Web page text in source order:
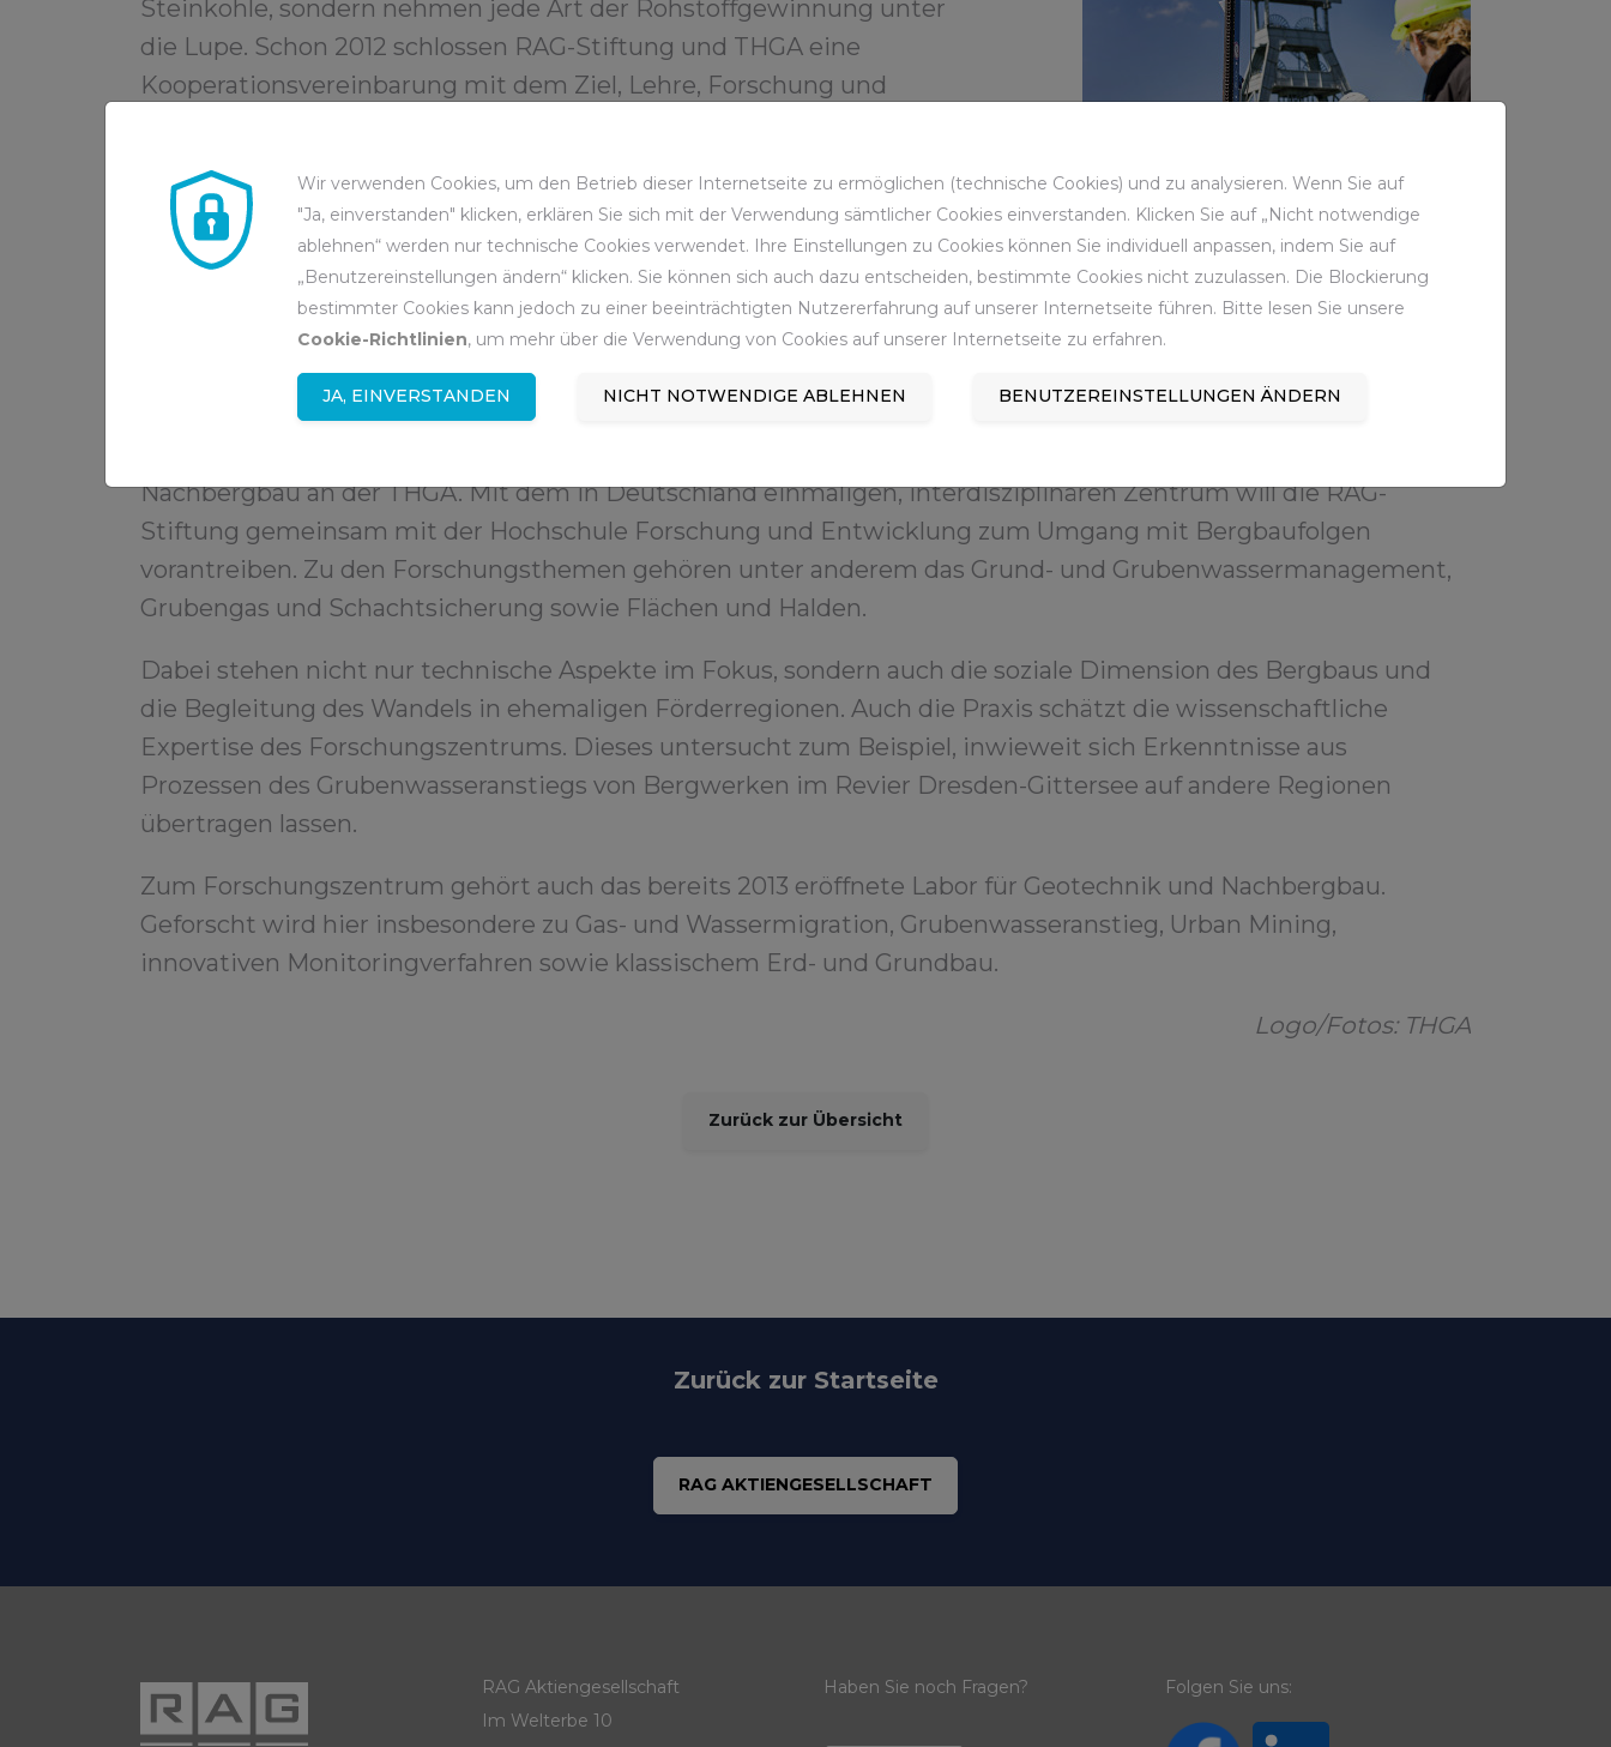
Steinkohle, sondern nehmen jede Art der Rohstoffgewinnung unter
die Lupe. Schon 2012 schlossen RAG-Stiftung und THGA eine
Kooperationsvereinbarung mit dem Ziel, Lehre, Forschung und
So etablierte sich ab 2013 der Masterstudiengang
Geoingenieurwesen und Nachbergbau, für den die RAG-Stiftung eine
Stiftungsprofessur fördert. Der Studiengang bildet Ingenieurinnen
und Ingenieure dafür aus, in verantwortlicher Position die komplexen
Vorgänge der Bergwerksschließung und der Nachsorge zu planen
und zu realisieren.
Nachbergbau an der THGA. Mit dem in Deutschland einmaligen, interdisziplinären Zentrum will die RAG-
Stiftung gemeinsam mit der Hochschule Forschung und Entwicklung zum Umgang mit Bergbaufolgen
vorantreiben. Zu den Forschungsthemen gehören unter anderem das Grund- und Grubenwassermanagement,
Grubengas und Schachtsicherung sowie Flächen und Halden.
Dabei stehen nicht nur technische Aspekte im Fokus, sondern auch die soziale Dimension des Bergbaus und
die Begleitung des Wandels in ehemaligen Förderregionen. Auch die Praxis schätzt die wissenschaftliche
Expertise des Forschungszentrums. Dieses untersucht zum Beispiel, inwieweit sich Erkenntnisse aus
Prozessen des Grubenwasseranstiegs von Bergwerken im Revier Dresden-Gittersee auf andere Regionen
übertragen lassen.
Zum Forschungszentrum gehört auch das bereits 2013 eröffnete Labor für Geotechnik und Nachbergbau.
Geforscht wird hier insbesondere zu Gas- und Wassermigration, Grubenwasseranstieg, Urban Mining,
innovativen Monitoringverfahren sowie klassischem Erd- und Grundbau.
Logo/Fotos: THGA
Zurück zur Übersicht
Zurück zur Startseite
RAG AKTIENGESELLSCHAFT
RAG Aktiengesellschaft
Im Welterbe 10
Haben Sie noch Fragen? Folgen Sie uns:
Wir verwenden Cookies, um den Betrieb dieser Internetseite zu ermöglichen (technische Cookies) und zu analysieren. Wenn Sie auf
"Ja, einverstanden" klicken, erklären Sie sich mit der Verwendung sämtlicher Cookies einverstanden. Klicken Sie auf „Nicht notwendige
ablehnen“ werden nur technische Cookies verwendet. Ihre Einstellungen zu Cookies können Sie individuell anpassen, indem Sie auf
„Benutzereinstellungen ändern“ klicken. Sie können sich auch dazu entscheiden, bestimmte Cookies nicht zuzulassen. Die Blockierung
bestimmter Cookies kann jedoch zu einer beeinträchtigten Nutzererfahrung auf unserer Internetseite führen. Bitte lesen Sie unsere
Cookie-Richtlinien, um mehr über die Verwendung von Cookies auf unserer Internetseite zu erfahren.
JA, EINVERSTANDEN NICHT NOTWENDIGE ABLEHNEN BENUTZEREINSTELLUNGEN ÄNDERN